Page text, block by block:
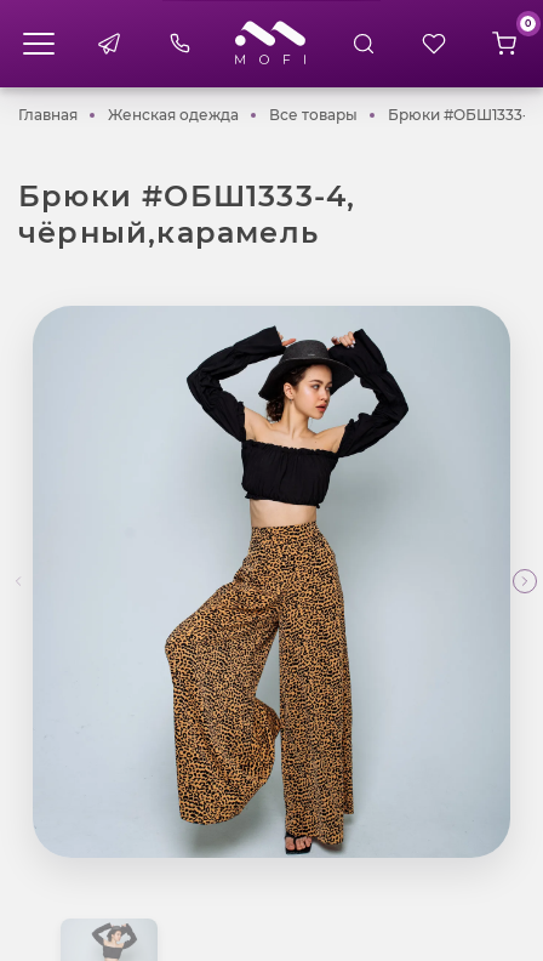
0
ГлавнаяГлавнаяЖенская одежда Женская одежда
Все товары Все товары
Брюки #ОБШ1333-
Брюки #ОБШ1333-4,
чёрный,карамель